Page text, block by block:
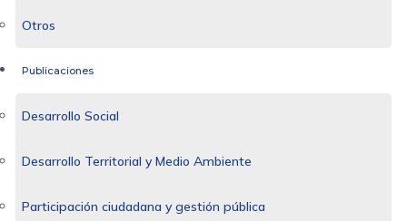
Otros
Publicaciones
Desarrollo Social
Desarrollo Territorial y Medio Ambiente
Participación ciudadana y gestión pública